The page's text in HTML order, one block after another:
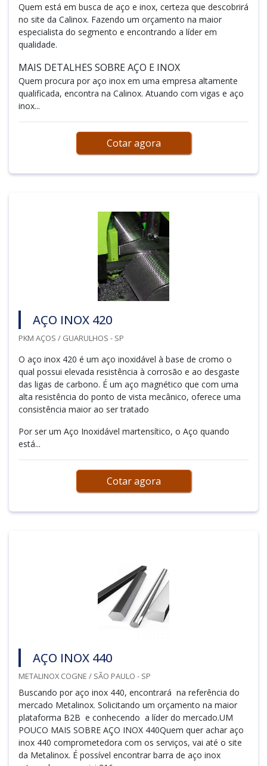
Quem está em busca de aço e inox, certeza que descobrirá
no site da Calinox. Fazendo um orçamento na maior
especialista do segmento e encontrando a líder em
qualidade.
MAIS DETALHES SOBRE AÇO E INOX
Quem procura por aço inox em uma empresa altamente
qualificada, encontra na Calinox. Atuando com vigas e aço
inox...
Cotar agora
AÇO INOX 420
PKM AÇOS / GUARULHOS - SP
O aço inox 420 é um aço inoxidável à base de cromo o
qual possui elevada resistência à corrosão e ao desgaste
das ligas de carbono. É um aço magnético que com uma
alta resistência do ponto de vista mecânico, oferece uma
consistência maior ao ser tratado
Por ser um Aço Inoxidável martensítico, o Aço quando
está...
Cotar agora
AÇO INOX 440
METALINOX COGNE / SÃO PAULO - SP
Buscando por aço inox 440, encontrará na referência do
mercado Metalinox. Solicitando um orçamento na maior
plataforma B2B e conhecendo a líder do mercado.UM
POUCO MAIS SOBRE AÇO INOX 440Quem quer achar aço
inox 440 comprometedora com os serviços, vai até o site
da Metalinox. É possível encontrar barra de aço inox